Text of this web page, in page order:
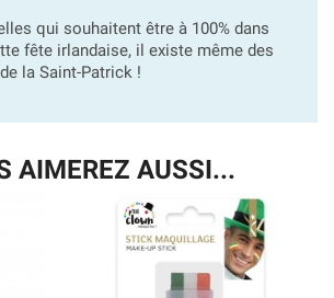
qui souhaitent être à 100% dans
fête irlandaise, il existe même des
la Saint-Patrick !
AIMEREZ AUSSI...